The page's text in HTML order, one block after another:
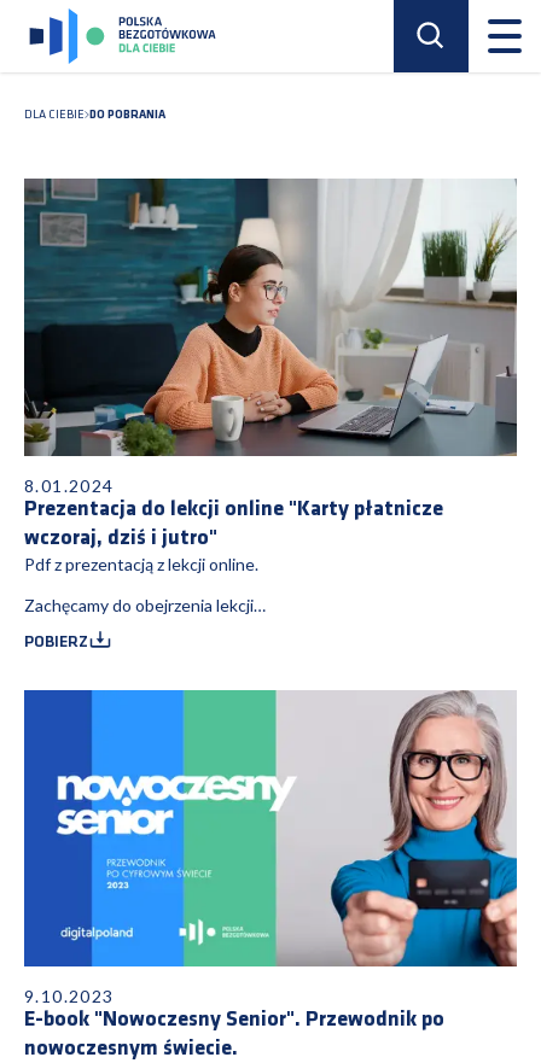
DLA CIEBIE DO POBRANIA
8.01.2024
Prezentacja do lekcji online "Karty płatnicze
wczoraj, dziś i jutro"
Pdf z prezentacją z lekcji online.
Zachęcamy do obejrzenia lekcji
POBIERZ
9.10.2023
E-book "Nowoczesny Senior". Przewodnik po
nowoczesnym świecie.